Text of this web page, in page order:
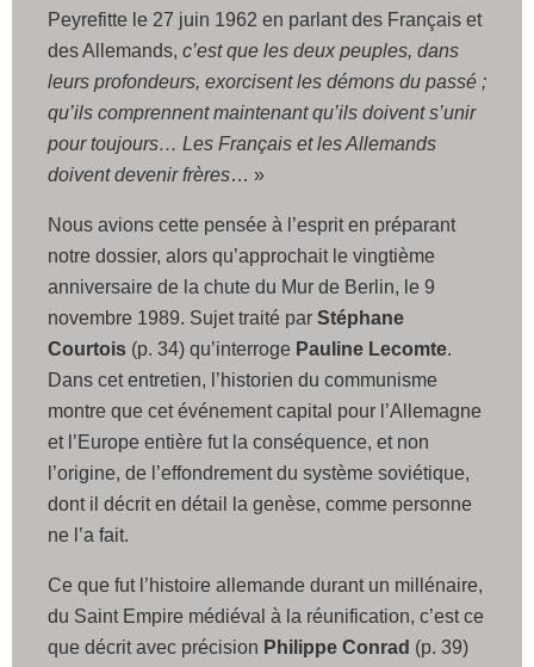
Peyrefitte le 27 juin 1962 en parlant des Français et
des Allemands, c’est que les deux peuples, dans
leurs profondeurs, exorcisent les démons du passé ;
qu’ils comprennent maintenant qu’ils doivent s’unir
pour toujours… Les Français et les Allemands
doivent devenir frères… »
Nous avions cette pensée à l’esprit en préparant
notre dossier, alors qu’approchait le vingtième
anniversaire de la chute du Mur de Berlin, le 9
novembre 1989. Sujet traité par Stéphane
Courtois (p. 34) qu’interroge Pauline Lecomte.
Dans cet entretien, l’historien du communisme
montre que cet événement capital pour l’Allemagne
et l’Europe entière fut la conséquence, et non
l’origine, de l’effondrement du système soviétique,
dont il décrit en détail la genèse, comme personne
ne l’a fait.
Ce que fut l’histoire allemande durant un millénaire,
du Saint Empire médiéval à la réunification, c’est ce
que décrit avec précision Philippe Conrad (p. 39)